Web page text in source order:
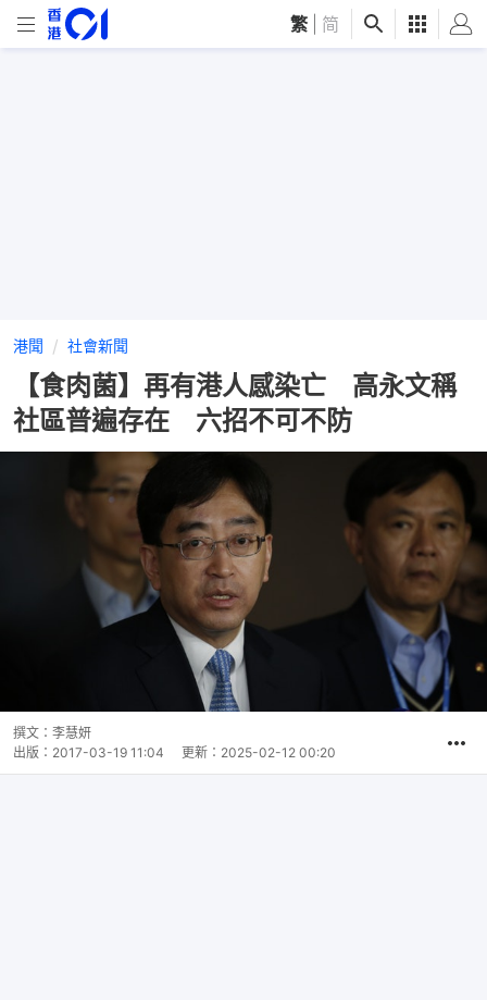
繁 简
港聞 社會新聞
【食肉菌】再有港人感染亡 高永文稱
社區普遍存在 六招不可不防
撰文： 李慧妍
出版： 2017-03-19 11:04 更新： 2025-02-12 00:20